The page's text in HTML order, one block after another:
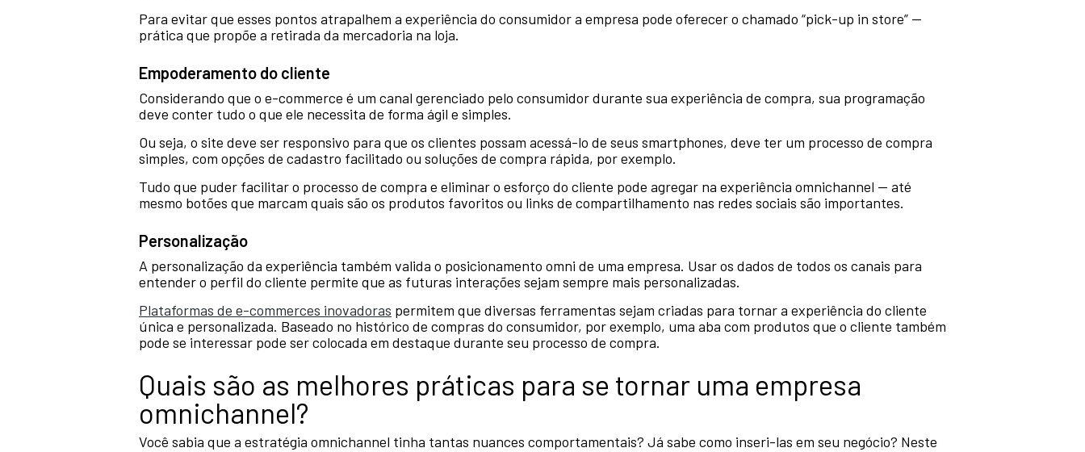
Para evitar que esses pontos atrapalhem a experiência do consumidor a empresa pode oferecer o chamado “pick-up in store” —
prática que propõe a retirada da mercadoria na loja.
Empoderamento do cliente
Considerando que o e-commerce é um canal gerenciado pelo consumidor durante sua experiência de compra, sua programação
deve conter tudo o que ele necessita de forma ágil e simples.
Ou seja, o site deve ser responsivo para que os clientes possam acessá-lo de seus smartphones, deve ter um processo de compra
simples, com opções de cadastro facilitado ou soluções de compra rápida, por exemplo.
Tudo que puder facilitar o processo de compra e eliminar o esforço do cliente pode agregar na experiência omnichannel — até
mesmo botões que marcam quais são os produtos favoritos ou links de compartilhamento nas redes sociais são importantes.
Personalização
A personalização da experiência também valida o posicionamento omni de uma empresa. Usar os dados de todos os canais para
entender o perfil do cliente permite que as futuras interações sejam sempre mais personalizadas.
Plataformas de e-commerces inovadoras permitem que diversas ferramentas sejam criadas para tornar a experiência do cliente
única e personalizada. Baseado no histórico de compras do consumidor, por exemplo, uma aba com produtos que o cliente também
pode se interessar pode ser colocada em destaque durante seu processo de compra.
Quais são as melhores práticas para se tornar uma empresa
omnichannel?
Você sabia que a estratégia omnichannel tinha tantas nuances comportamentais? Já sabe como inseri-las em seu negócio? Neste